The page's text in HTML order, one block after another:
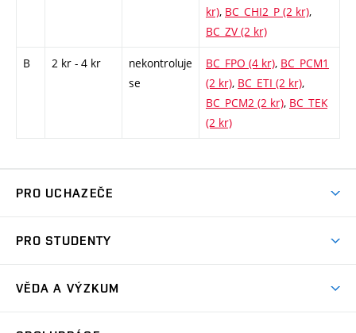
kr), BC_CHI2_P (2 kr),
BC_ZV (2 kr)
B 2 kr - 4 kr
nekontroluje
se
BC_FPO (4 kr), BC_PCM1
(2 kr), BC_ETI (2 kr),
BC_PCM2 (2 kr), BC_TEK
(2 kr)
PRO UCHAZEČE
Jak se dostat na FCH
PRO STUDENTY
Studijní programy
VĚDA A VÝZKUM